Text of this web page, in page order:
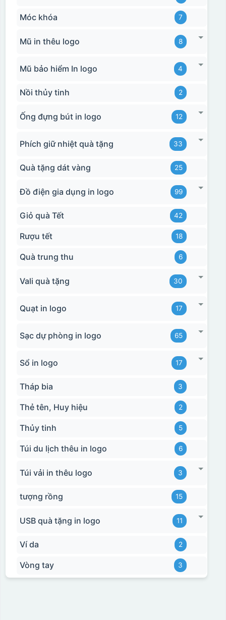
Móc khóa 7
Mũ in thêu logo 8
Mũ bảo hiểm In logo 4
Nồi thủy tinh 2
Ống đựng bút in logo 12
Phích giữ nhiệt quà tặng 33
Quà tặng dát vàng 25
Đồ điện gia dụng in logo 99
Giỏ quà Tết 42
Rượu tết 18
Quà trung thu 6
Vali quà tặng 30
Quạt in logo 17
Sạc dự phòng in logo 65
Sổ in logo 17
Tháp bia 3
Thẻ tên, Huy hiệu 2
Thủy tinh 5
Túi du lịch thêu in logo 6
Túi vải in thêu logo 3
tượng rồng 15
USB quà tặng in logo 11
Ví da 2
Vòng tay 3